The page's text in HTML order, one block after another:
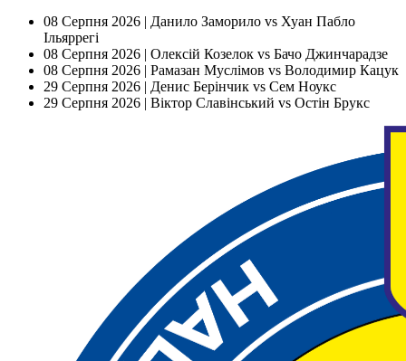
08 Серпня 2026 | Данило Заморило vs Хуан Пабло
Ільяррегі
08 Серпня 2026 | Олексій Козелок vs Бачо Джинчарадзе
08 Серпня 2026 | Рамазан Муслімов vs Володимир Кацук
29 Серпня 2026 | Денис Берінчик vs Сем Ноукс
29 Серпня 2026 | Віктор Славінський vs Остін Брукс